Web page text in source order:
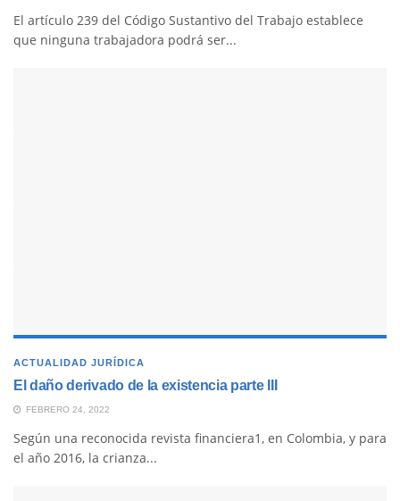
El artículo 239 del Código Sustantivo del Trabajo establece
que ninguna trabajadora podrá ser...
ACTUALIDAD JURÍDICA
El daño derivado de la existencia parte III
FEBRERO 24, 2022
Según una reconocida revista financiera1, en Colombia, y para
el año 2016, la crianza...